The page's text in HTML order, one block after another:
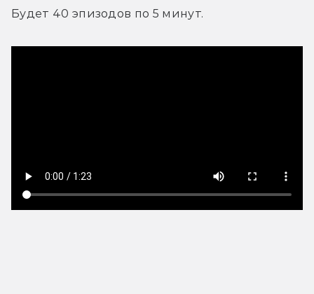
Будет 40 эпизодов по 5 минут.